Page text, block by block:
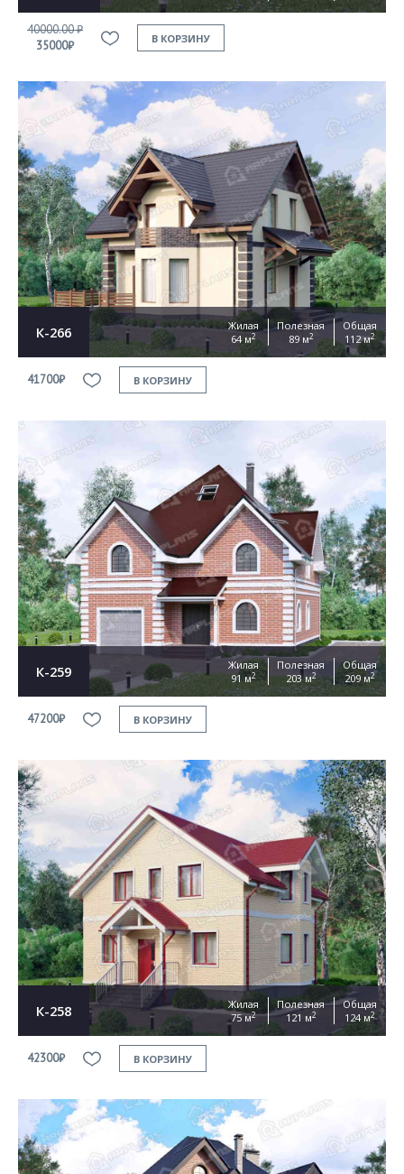
40000.00 ₽
35000₽
В КОРЗИНУ
К-266
Жилая
64 м2
Полезная
89 м2
Общая
112 м2
41700₽ В КОРЗИНУ
К-259
Жилая
91 м2
Полезная
203 м2
Общая
209 м2
47200₽ В КОРЗИНУ
К-258
Жилая
75 м2
Полезная
121 м2
Общая
124 м2
42300₽ В КОРЗИНУ